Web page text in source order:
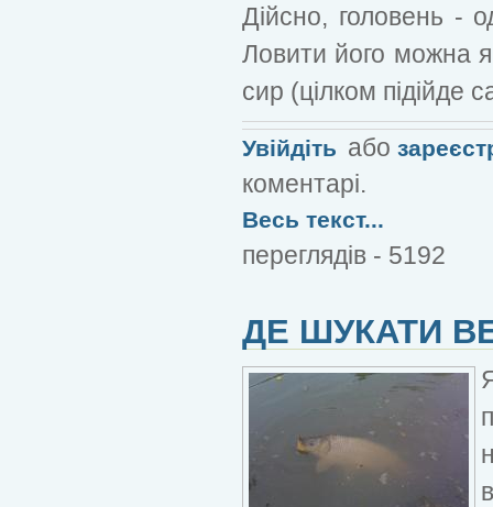
Дійсно, головень -
Ловити його можна
сир (цілком підійде
Увійдіть або
коментарі.
Весь текст...
переглядів - 5192
ДЕ ШУКАТИ